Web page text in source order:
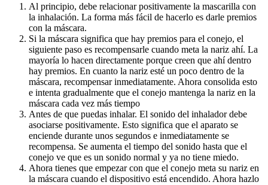
Al principio, debe relacionar positivamente la mascarilla con
la inhalación. La forma más fácil de hacerlo es darle premios
con la máscara.
Si la máscara significa que hay premios para el conejo, el
siguiente paso es recompensarle cuando meta la nariz ahí. La
mayoría lo hacen directamente porque creen que ahí dentro
hay premios. En cuanto la nariz esté un poco dentro de la
máscara, recompensar inmediatamente. Ahora consolida esto
e intenta gradualmente que el conejo mantenga la nariz en la
máscara cada vez más tiempo
Antes de que puedas inhalar. El sonido del inhalador debe
asociarse positivamente. Esto significa que el aparato se
enciende durante unos segundos e inmediatamente se
recompensa. Se aumenta el tiempo del sonido hasta que el
conejo ve que es un sonido normal y ya no tiene miedo.
Ahora tienes que empezar con que el conejo meta su nariz en
la máscara cuando el dispositivo está encendido. Ahora hazlo